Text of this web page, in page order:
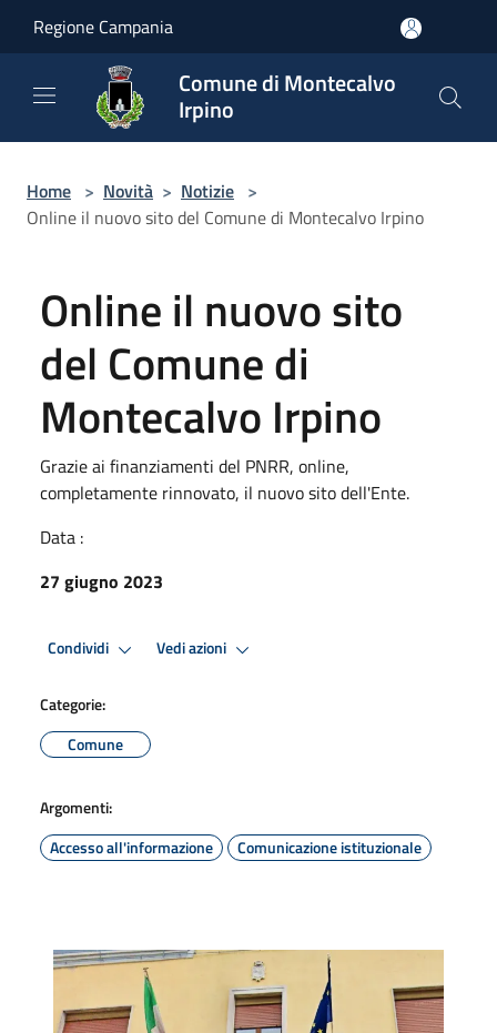
Regione Campania
Comune di Montecalvo
Irpino
Home > Novità > Notizie >
Online il nuovo sito del Comune di Montecalvo Irpino
Online il nuovo sito
del Comune di
Montecalvo Irpino
Grazie ai finanziamenti del PNRR, online,
completamente rinnovato, il nuovo sito dell'Ente.
Data :
27 giugno 2023
Condividi Vedi azioni
Categorie:
Comune
Argomenti:
Accesso all'informazione
Comunicazione istituzionale